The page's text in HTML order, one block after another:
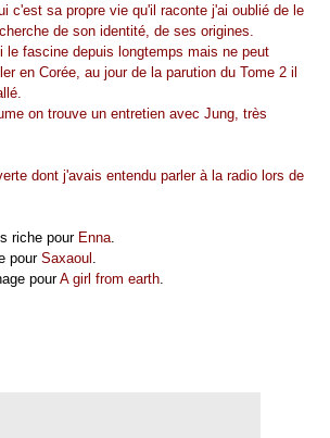
c'est sa propre vie qu'il raconte j'ai oublié de le
de son identité, de ses origines.
le fascine depuis longtemps mais ne peut
en Corée, au jour de la parution du Tome 2 il
on trouve un entretien avec Jung, très
dont j'avais entendu parler à la radio lors de
riche pour Enna.
pour Saxaoul .
pourA girl from earth.